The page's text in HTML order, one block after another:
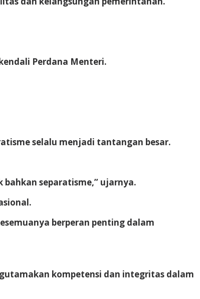
Perdana Menteri.
selalu menjadi tantangan besar.
separatisme,” ujarnya.
berperan penting dalam
kompetensi dan integritas dalam